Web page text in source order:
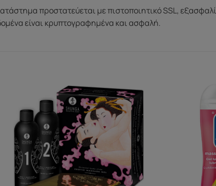
προστατεύεται με πιστοποιητικό SSL,
είναι κρυπτογραφημένα και ασφαλή.